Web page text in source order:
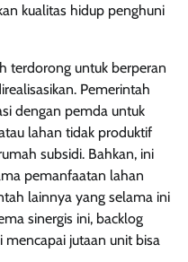
kualitas hidup penghuni
terdorong untuk berperan
Pemerintah
dengan pemda untuk
lahan tidak produktif
subsidi. Bahkan, ini
pemanfaatan lahan
lainnya yang selama ini
sinergis ini, backlog
jutaan unit bisa